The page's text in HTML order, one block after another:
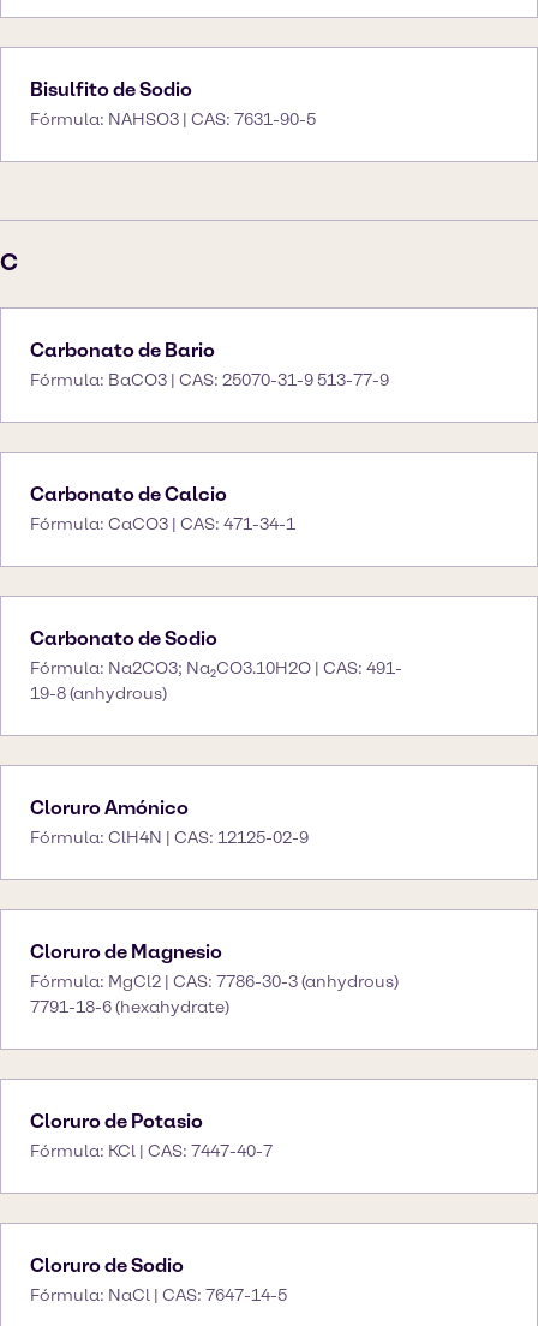
Bisulfito de Sodio
Fórmula: NAHSO3 | CAS: 7631-90-5
C
Carbonato de Bario
Fórmula: BaCO3 | CAS: 25070-31-9 513-77-9
Carbonato de Calcio
Fórmula: CaCO3 | CAS: 471-34-1
Carbonato de Sodio
Fórmula: Na2CO3; Na₂CO3.10H2O | CAS: 491-
19-8 (anhydrous)
Cloruro Amónico
Fórmula: ClH4N | CAS: 12125-02-9
Cloruro de Magnesio
Fórmula: MgCl2 | CAS: 7786-30-3 (anhydrous)
7791-18-6 (hexahydrate)
Cloruro de Potasio
Fórmula: KCl | CAS: 7447-40-7
Cloruro de Sodio
Fórmula: NaCl | CAS: 7647-14-5